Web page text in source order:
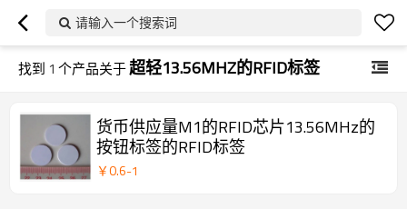
请输入一个搜索词
找到 1 个产品关于超轻13.56MHZ的RFID标签
货币供应量M1的RFID芯片13.56MHz的
按钮标签的RFID标签
￥0.6-1